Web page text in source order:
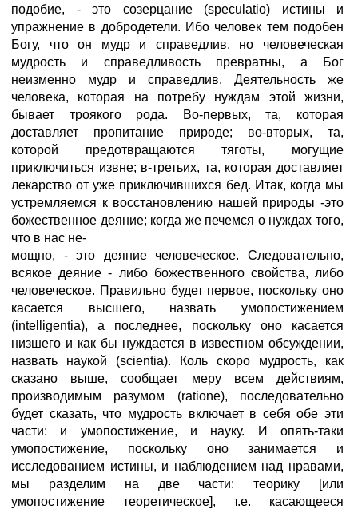
подобие, - это созерцание (speculatio) истины и
упражнение в добродетели. Ибо человек тем подобен
Богу, что он мудр и справедлив, но человеческая
мудрость и справедливость превратны, а Бог
неизменно мудр и справедлив. Деятельность же
человека, которая на потребу нуждам этой жизни,
бывает троякого рода. Во-первых, та, которая
доставляет пропитание природе; во-вторых, та,
которой предотвращаются тяготы, могущие
приключиться извне; в-третьих, та, которая доставляет
лекарство от уже приключившихся бед. Итак, когда мы
устремляемся к восстановлению нашей природы -это
божественное деяние; когда же печемся о нуждах того,
что в нас не-
мощно, - это деяние человеческое. Следовательно,
всякое деяние - либо божественного свойства, либо
человеческое. Правильно будет первое, поскольку оно
касается высшего, назвать умопостижением
(intelligentia), а последнее, поскольку оно касается
низшего и как бы нуждается в известном обсуждении,
назвать наукой (scientia). Коль скоро мудрость, как
сказано выше, сообщает меру всем действиям,
производимым разумом (ratione), последовательно
будет сказать, что мудрость включает в себя обе эти
части: и умопостижение, и науку. И опять-таки
умопостижение, поскольку оно занимается и
исследованием истины, и наблюдением над нравами,
мы разделим на две части: теорику [или
умопостижение теоретическое], т.е. касающееся